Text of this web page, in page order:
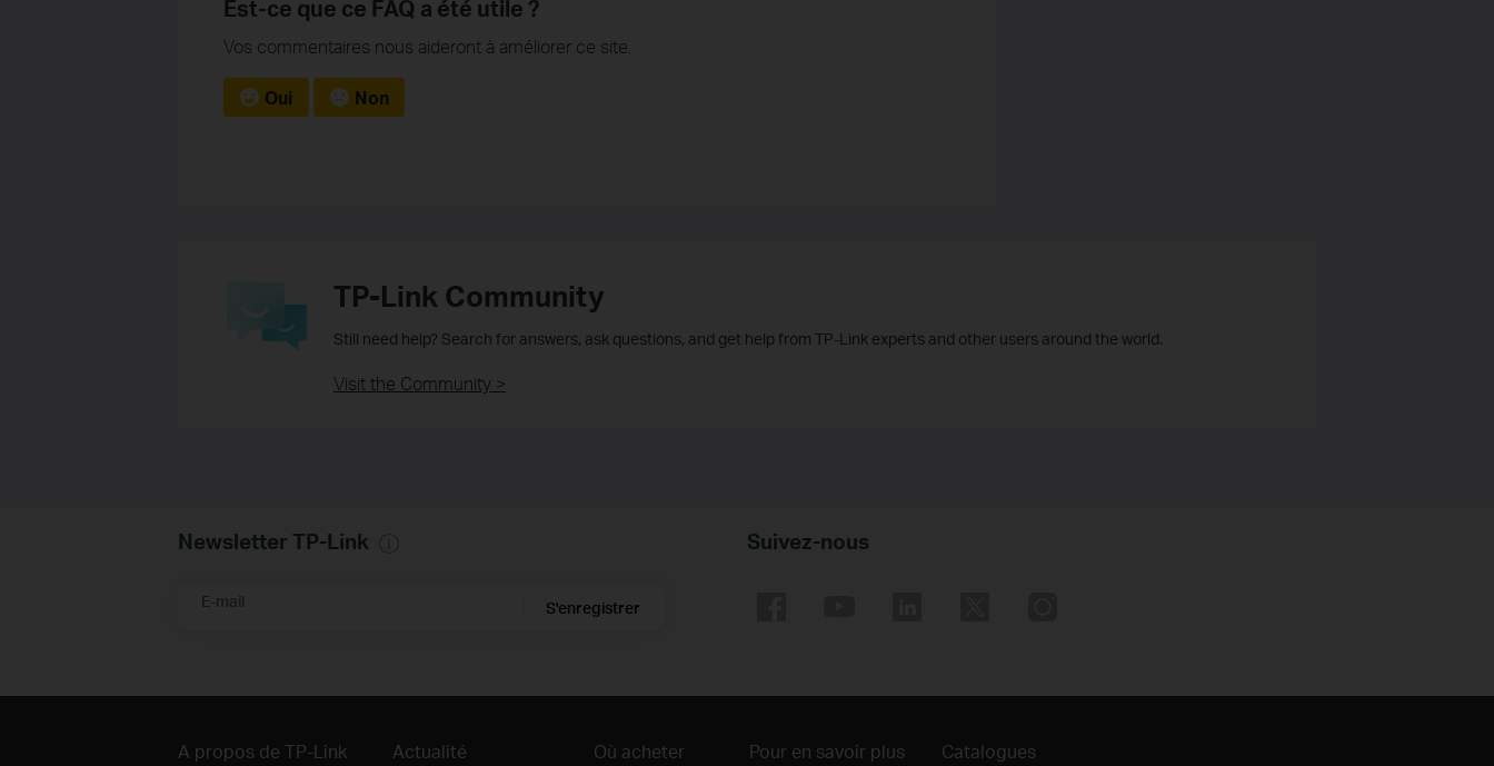
Est-ce que ce FAQ a été utile ?
Vos commentaires nous aideront à améliorer ce site.
Oui Non
TP-Link Community
Still need help? Search for answers, ask questions, and get help from TP-Link experts and other users around the world.
Visit the Community >
Newsletter TP-Link
E-mail S'enregistrer
Suivez-nous
A propos de TP-Link Actualité Où acheter Pour en savoir plus Catalogues